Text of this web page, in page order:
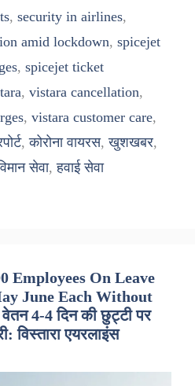
, security in airlines,
amid lockdown, spicejet
, spicejet ticket
, vistara cancellation,
, vistara customer care,
,कोरोना वायरस,खुशखबर,
सेवा,हवाई सेवा
Employees On Leave
June Each Without
वेतन 4-4 दिन की छुट्टी पर
विस्तारा एयरलाइंस